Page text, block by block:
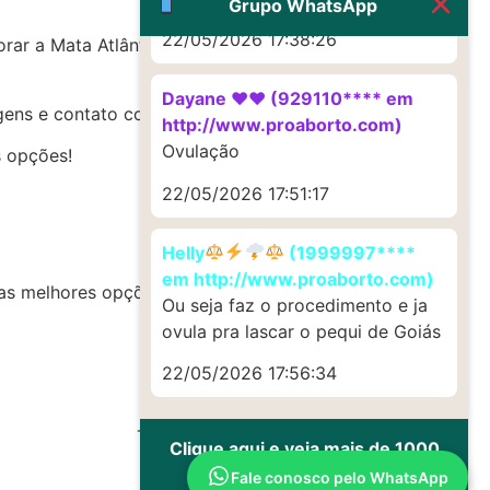
a Mata Atlântica, com trilhas e
e contato com a cultura local.
opções!
melhores opções do momento!
Todos os direitos reservados
Fale conosco pelo WhatsApp
Grupo WhatsApp
22/05/2026 17:38:26
Dayane ♥️♥️ (929110**** em
http://www.proaborto.com)
Ovulação
22/05/2026 17:51:17
Helly
(1999997****
em http://www.proaborto.com)
Ou seja faz o procedimento e ja
ovula pra lascar o pequi de Goiás
22/05/2026 17:56:34
Clique aqui e veja mais de 1000
depoimentos de uso